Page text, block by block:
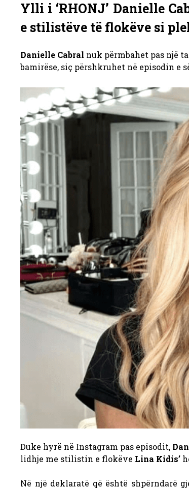
Ylli i ‘RHONJ’ Danielle
e stilistëve të flokëve si
Danielle Cabral nuk përmbahet pas një
bamirëse, siç përshkruhet në episodin e
Duke hyrë në Instagram pas episodit,
lidhje me stilistin e flokëve Lina Kidis’
Në një deklaratë që është shpërndarë